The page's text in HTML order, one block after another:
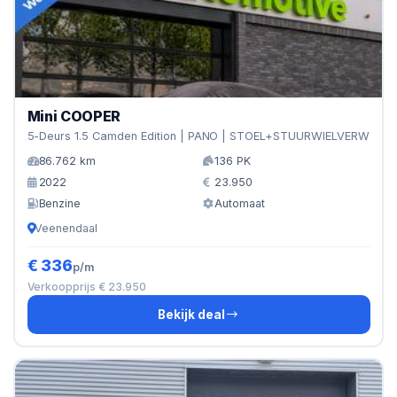
Mini COOPER
5-Deurs 1.5 Camden Edition | PANO | STOEL+STUURWIELVERW
86.762 km
136 PK
2022
23.950
Benzine
Automaat
Veenendaal
€ 336p/m
Verkoopprijs € 23.950
Bekijk deal